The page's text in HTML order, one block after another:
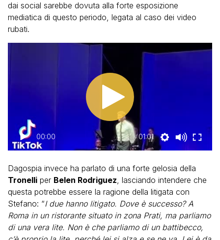
dai social sarebbe dovuta alla forte esposizione
mediatica di questo periodo, legata al caso dei video
rubati.
00:00 01:01
Dagospia invece ha parlato di una forte gelosia della
Tronelli per Belen Rodriguez, lasciando intendere che
questa potrebbe essere la ragione della litigata con
Stefano: “I due hanno litigato. Dove è successo? A
Roma in un ristorante situato in zona Prati, ma parliamo
di una vera lite. Non è che parliamo di un battibecco,